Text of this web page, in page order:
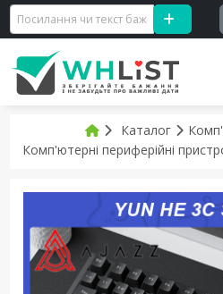
Каталог
Комп'ютерні периферійні